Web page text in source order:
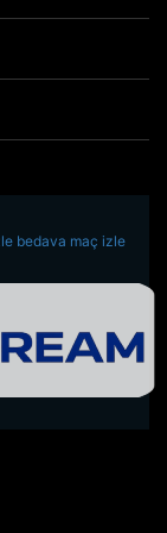
bedava maç izle